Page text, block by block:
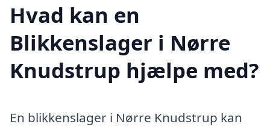
Hvad kan en
Blikkenslager i Nørre
Knudstrup hjælpe med?
En blikkenslager i Nørre Knudstrup kan